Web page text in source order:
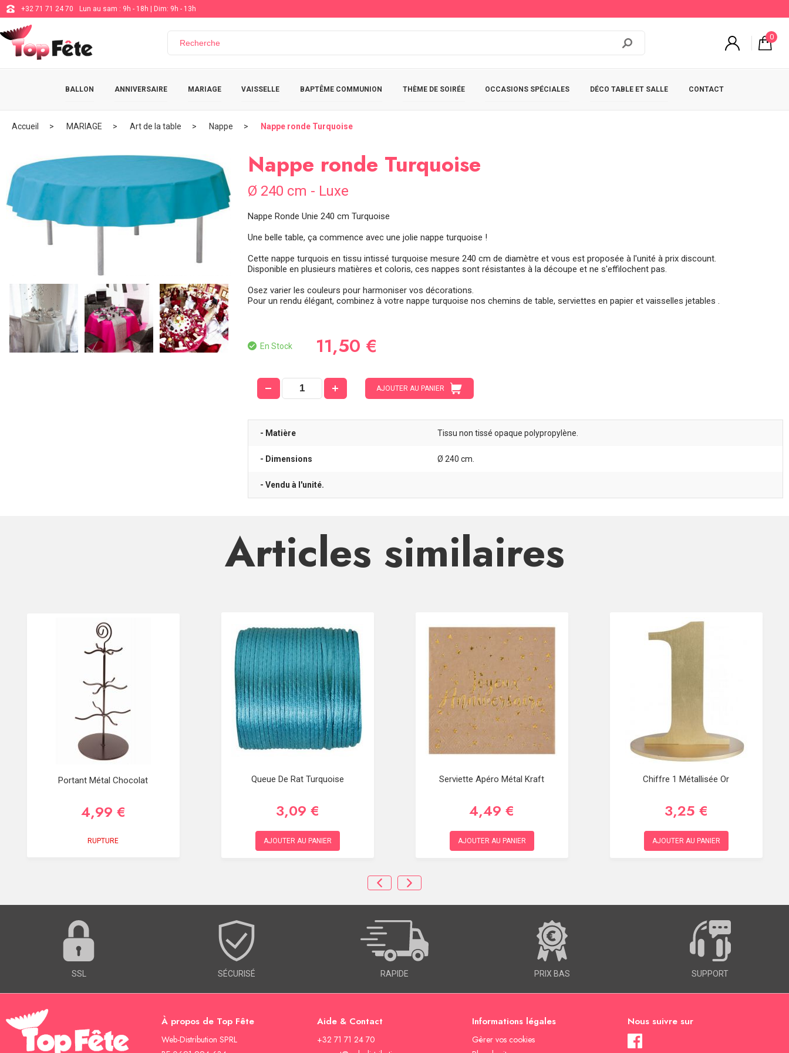
+32 71 71 24 70 Lun au sam : 9h - 18h | Dim: 9h - 13h
0
BALLON ANNIVERSAIRE MARIAGE VAISSELLE BAPTÊME COMMUNION THÈME DE SOIRÉE OCCASIONS SPÉCIALES DÉCO TABLE ET SALLE CONTACT
Accueil MARIAGE Art de la table Nappe Nappe ronde Turquoise
Nappe ronde Turquoise
Ø 240 cm - Luxe
Nappe Ronde Unie 240 cm Turquoise
Une belle table, ça commence avec une jolie nappe turquoise !
Cette nappe turquois en tissu intissé turquoise mesure 240 cm de diamètre et vous est proposée à l'unité à prix discount.
Disponible en plusieurs matières et coloris, ces nappes sont résistantes à la découpe et ne s'effilochent pas.
Osez varier les couleurs pour harmoniser vos décorations.
Pour un rendu élégant, combinez à votre nappe turquoise nos chemins de table, serviettes en papier et vaisselles jetables .
En Stock 11,50 €
AJOUTER AU PANIER
- Matière Tissu non tissé opaque polypropylène.
- Dimensions Ø 240 cm.
- Vendu à l'unité.
Articles similaires
Portant Métal Chocolat
4,99 €
RUPTURE
Queue De Rat Turquoise
3,09 €
AJOUTER AU PANIER
Serviette Apéro Métal Kraft
4,49 €
AJOUTER AU PANIER
Chiffre 1 Métallisée Or
3,25 €
AJOUTER AU PANIER
SSL SÉCURISÉ RAPIDE PRIX BAS SUPPORT
À propos de Top Fête
Web-Distribution SPRL
Aide & Contact
+32 71 71 24 70
Informations légales
Gèrer vos cookies
Nous suivre sur